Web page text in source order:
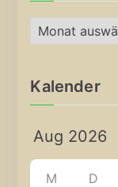
r
h
v
Kalender
M D